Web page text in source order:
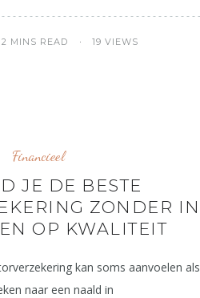
2 MINS READ 19 VIEWS
Financieel
JE DE BESTE
ZONDER IN
OP KWALITEIT
kan soms aanvoelen als
naar een naald in